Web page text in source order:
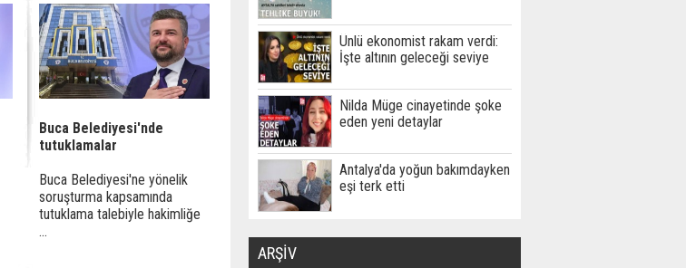
Buca Belediyesi'nde
tutuklamalar
Buca Belediyesi'ne yönelik
soruşturma kapsamında
tutuklama talebiyle hakimliğe
...
Ünlü ekonomist rakam verdi:
İşte altının geleceği seviye
Nilda Müge cinayetinde şoke
eden yeni detaylar
Antalya'da yoğun bakımdayken
eşi terk etti
ARŞİV